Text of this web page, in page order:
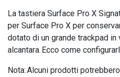
La tastiera Surface Pro X
per Surface Pro X per
dotato di un grande trackpad
alcantara. Ecco come
Nota: Alcuni prodotti